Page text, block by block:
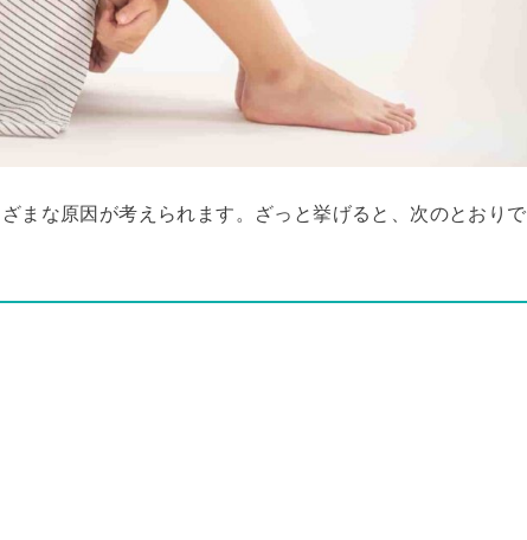
まな原因が考えられます。ざっと挙げると、次のとおりで